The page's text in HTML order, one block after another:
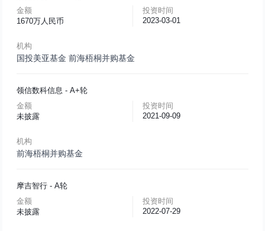
金额
1670万人民币
投资时间
2023-03-01
机构
国投美亚基金 前海梧桐并购基金
领信数科信息 - A+轮
金额
未披露
投资时间
2021-09-09
机构
前海梧桐并购基金
摩吉智行 - A轮
金额
未披露
投资时间
2022-07-29